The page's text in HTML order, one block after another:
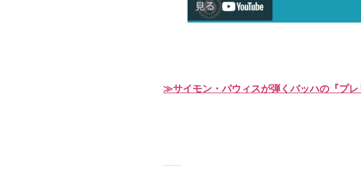
≫サイモン・パウィスが弾くバッハの『プレ